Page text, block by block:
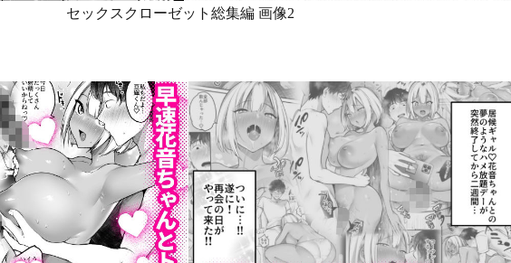
セックスクローゼット総集編 画像2